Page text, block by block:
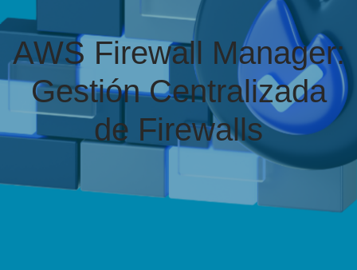
AWS Firewall Manager:
Gestión Centralizada
de Firewalls